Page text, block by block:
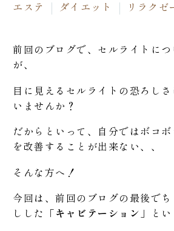
エステ ダイエット リラクゼ
前回のブログで、セルライトに
が、
目に見えるセルライトの恐ろし
いませんか？
だからといって、自分ではボコ
を改善することが出来ない、、
そんな方へ！
今回は、前回のブログの最後で
しした「キャビテーション 」と